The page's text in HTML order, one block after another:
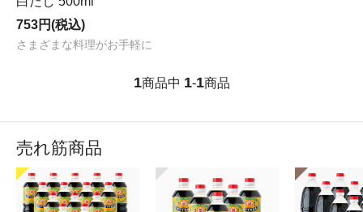
753円(税込)
さまざまな料理がお手軽に
1商品中 1-1商品
売れ筋商品